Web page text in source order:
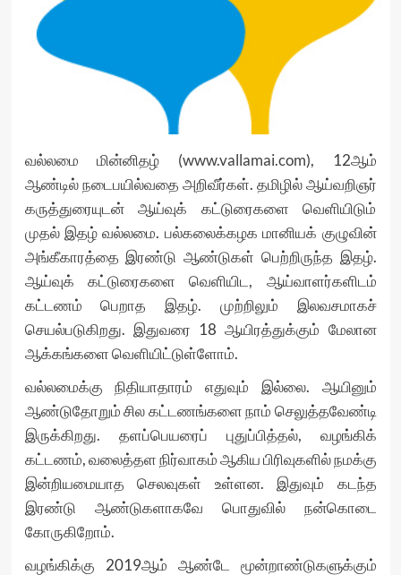
வல்லமை மின்னிதழ் (www.vallamai.com), 12ஆம்
ஆண்டில் நடைபயில்வதை அறிவீர்கள். தமிழில் ஆய்வறிஞர்
கருத்துரையுடன் ஆய்வுக் கட்டுரைகளை வெளியிடும்
முதல் இதழ் வல்லமை. பல்கலைக்கழக மானியக் குழுவின்
அங்கீகாரத்தை இரண்டு ஆண்டுகள் பெற்றிருந்த இதழ்.
ஆய்வுக் கட்டுரைகளை வெளியிட, ஆய்வாளர்களிடம்
கட்டணம் பெறாத இதழ். முற்றிலும் இலவசமாகச்
செயல்படுகிறது. இதுவரை 18 ஆயிரத்துக்கும் மேலான
ஆக்கங்களை வெளியிட்டுள்ளோம்.
வல்லமைக்கு நிதியாதாரம் எதுவும் இல்லை. ஆயினும்
ஆண்டுதோறும் சில கட்டணங்களை நாம் செலுத்தவேண்டி
இருக்கிறது. தளப்பெயரைப் புதுப்பித்தல், வழங்கிக்
கட்டணம், வலைத்தள நிர்வாகம் ஆகிய பிரிவுகளில் நமக்கு
இன்றியமையாத செலவுகள் உள்ளன. இதுவும் கடந்த
இரண்டு ஆண்டுகளாகவே பொதுவில் நன்கொடை
கோருகிறோம்.
வழங்கிக்கு 2019ஆம் ஆண்டே மூன்றாண்டுகளுக்கும்